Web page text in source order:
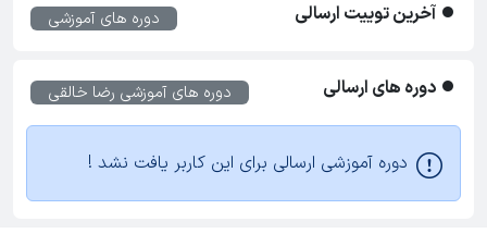
آخرین توییت ارسالی دوره های آموزشی
دوره های ارسالی دوره های آموزشی رضا خالقی
دوره آموزشی ارسالی برای این کاربر یافت نشد !